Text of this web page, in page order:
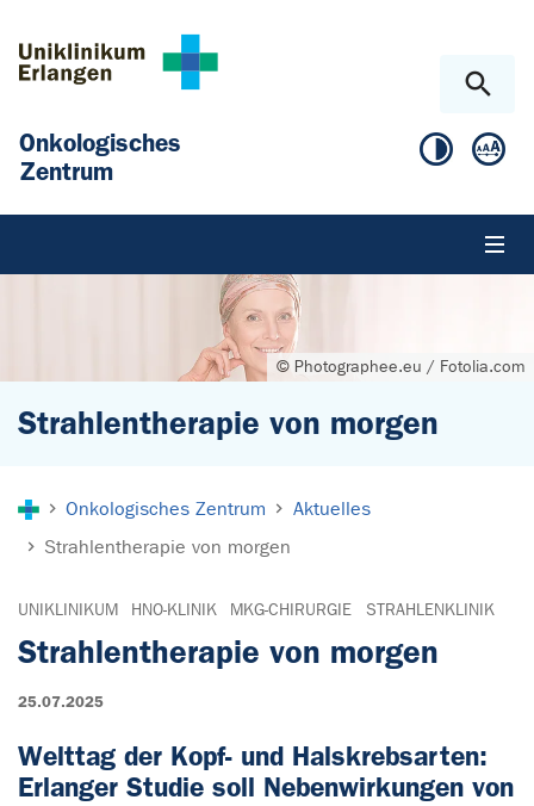
Onkologisches
Zentrum
© Photographee.eu / Fotolia.com
Strahlentherapie von morgen
Onkologisches Zentrum
Aktuelles
Strahlentherapie von morgen
UNIKLINIKUM HNO-KLINIK MKG-CHIRURGIE STRAHLENKLINIK
Strahlentherapie von morgen
25.07.2025
Welttag der Kopf- und Halskrebsarten:
Erlanger Studie soll Nebenwirkungen von